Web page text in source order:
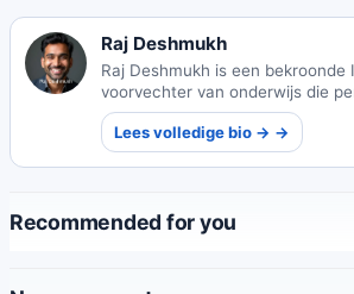
Raj Deshmukh
Raj Deshmukh is een bekroonde
voorvechter van onderwijs die
heeft omgezet in impactvolle
plattelandsscholen. Zijn werk
beleidshervormingen en leverde
Lees volledige bio → →
Recommended for you